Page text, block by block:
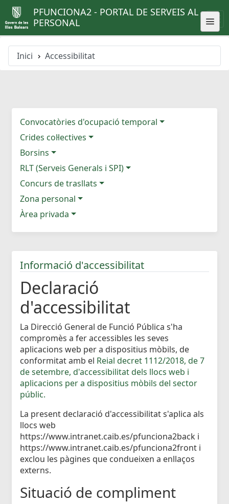
PFUNCIONA2 - PORTAL DE SERVEIS AL
PERSONAL
Inici Accessibilitat
Convocatòries d'ocupació temporal
Crides col·lectives
Borsins
RLT (Serveis Generals i SPI)
Concurs de trasllats
Zona personal
Àrea privada
Informació d'accessibilitat
Declaració
d'accessibilitat
La Direcció General de Funció Pública s'ha
compromès a fer accessibles les seves
aplicacions web per a dispositius mòbils, de
conformitat amb el Reial decret 1112/2018, de 7
de setembre, d'accessibilitat dels llocs web i
aplicacions per a dispositius mòbils del sector
públic.
La present declaració d'accessibilitat s'aplica als
llocs web
https://www.intranet.caib.es/pfunciona2back i
https://www.intranet.caib.es/pfunciona2front i
exclou les pàgines que condueixen a enllaços
externs.
Situació de compliment